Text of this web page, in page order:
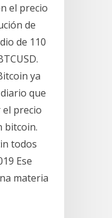
el precio
de
de 110
ya
que
precio
bitcoin.
todos
Ese
materia